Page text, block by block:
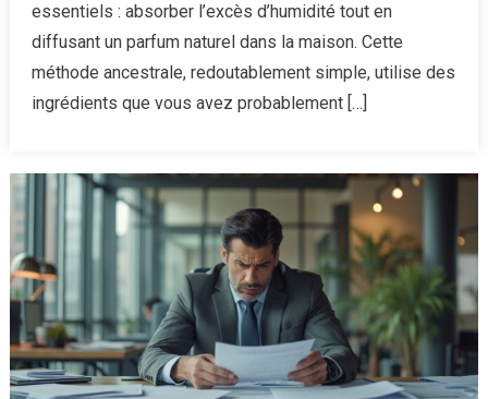
essentiels : absorber l’excès d’humidité tout en
diffusant un parfum naturel dans la maison. Cette
méthode ancestrale, redoutablement simple, utilise des
ingrédients que vous avez probablement […]